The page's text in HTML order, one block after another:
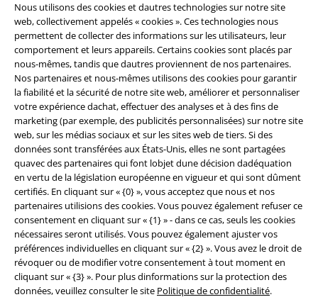
Nous utilisons des cookies et dautres technologies sur notre site
web, collectivement appelés « cookies ». Ces technologies nous
permettent de collecter des informations sur les utilisateurs, leur
comportement et leurs appareils. Certains cookies sont placés par
nous-mêmes, tandis que dautres proviennent de nos partenaires.
Nos partenaires et nous-mêmes utilisons des cookies pour garantir
la fiabilité et la sécurité de notre site web, améliorer et personnaliser
votre expérience dachat, effectuer des analyses et à des fins de
marketing (par exemple, des publicités personnalisées) sur notre site
web, sur les médias sociaux et sur les sites web de tiers. Si des
données sont transférées aux États-Unis, elles ne sont partagées
quavec des partenaires qui font lobjet dune décision dadéquation
en vertu de la législation européenne en vigueur et qui sont dûment
certifiés. En cliquant sur « {0} », vous acceptez que nous et nos
partenaires utilisions des cookies. Vous pouvez également refuser ce
consentement en cliquant sur « {1} » - dans ce cas, seuls les cookies
nécessaires seront utilisés. Vous pouvez également ajuster vos
préférences individuelles en cliquant sur « {2} ». Vous avez le droit de
révoquer ou de modifier votre consentement à tout moment en
cliquant sur « {3} ». Pour plus dinformations sur la protection des
données, veuillez consulter le site Politique de confidentialité.
Légal
Conditions générales
Éditeur
Clauses de confidentialité
Élimination des déchets et protection de l'environnement